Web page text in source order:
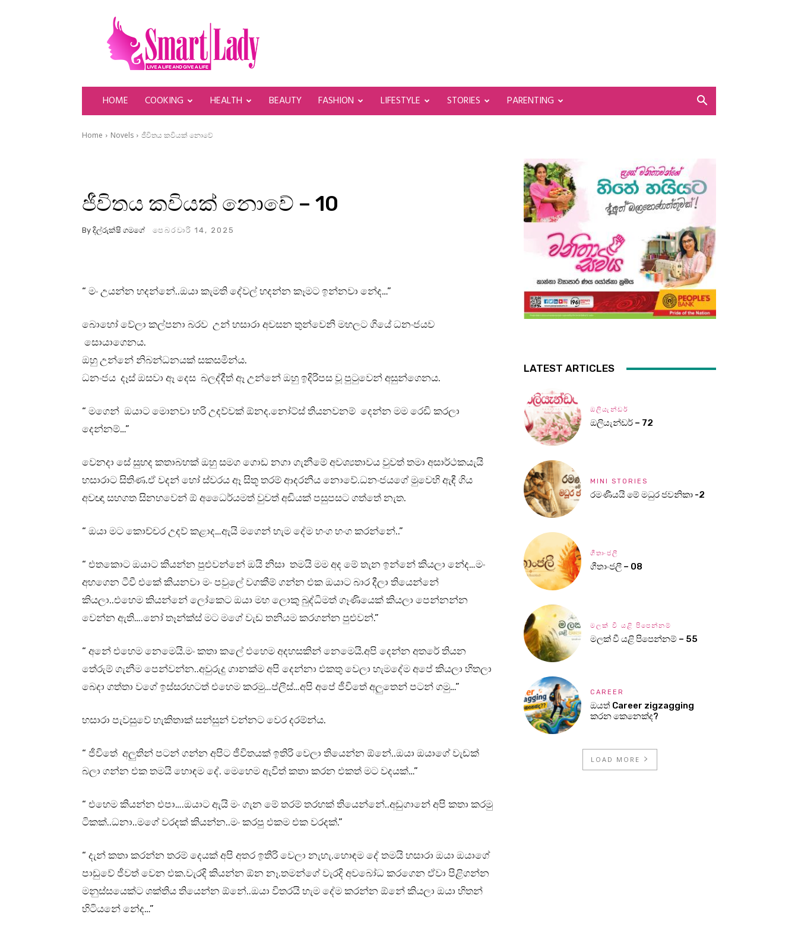
SmartLady
HOME COOKING HEALTH BEAUTY FASHION LIFESTYLE STORIES PARENTING
Home Novels ජීවිතය කවියක් නොවේ
ජීවිතය කවියක් නොවේ – 10
By දිල්රුක්ෂි ගමගේ පෙබරවාරි 14, 2025
“ මං උයන්න හදන්නේ..ඔයා කැමති දේවල් හදන්න කෑමට ඉන්නවා නේද…”
බොහෝ වේලා කල්පනා බරව උන් හසාරා අවසන තුන්වෙනි මහලට ගියේ ධනංජයව
සොයාගෙනය.
ඔහු උන්නේ නිබන්ධනයක් සකසමින්ය.
ධනංජය දෑස් ඔසවා ඈ දෙස බලද්දීත් ඈ උන්නේ ඔහු ඉදිරිපස වූ පුටුවෙන් අසුන්ගෙනය.
“ මගෙන් ඔයාට මොනවා හරි උදව්වක් ඕනද.නෝට්ස් තියනවනම් දෙන්න මම රෙඩි කරලා
දෙන්නම්…”
වෙනදා සේ සුහද කතාබහක් ඔහු සමග ගොඩ නගා ගැනීමේ අවශ්‍යතාවය වුවත් තමා අසාර්ථකයැයි
හසාරාට සිතිණ.ඒ වදන් හෝ ස්වරය ඈ සිතූ තරම් ආදරනීය නොවේ.ධනංජයගේ මුවෙහි ඇඳී ගිය
අවඥා සහගත සිනහවෙන් ඕ අධෛර්යමත් වුවත් අඩියක් පසුපසට ගත්තේ නැත.
“ ඔයා මට කොච්චර උදව් කළාද…ඇයි මගෙන් හැම දේම හංග හංග කරන්නේ..”
“ එතකොට ඔයාට කියන්න පුළුවන්නේ ඔයි නිසා තමයි මම අද මේ තැන ඉන්නේ කියලා නේද…මං
අහගෙන ටීවී එකේ කියනවා මං පවුලේ වගකීම් ගන්න එක ඔයාට බාර දීලා තියෙන්නේ
කියලා..එහෙම කියන්නේ ලෝකෙට ඔයා මහ ලොකු බුද්ධිමත් ගෑණියෙක් කියලා පෙන්නන්න
වෙන්න ඇති….නෝ තෑන්ක්ස් මට මගේ වැඩ තනියම කරගන්න පුළුවන්.”
“ අනේ එහෙම නෙමෙයි.මං කතා කලේ එහෙම අදහසකින් නෙමෙයි.අපි දෙන්න අතරේ තියන
තේරුම් ගැනීම පෙන්වන්න..අවුරුදු ගානක්ම අපි දෙන්නා එකතු වෙලා හැමදේම අපේ කියලා හිතලා
බෙදා ගත්තා වගේ ඉස්සරහටත් එහෙම කරමු…ප්ලීස්…අපි අපේ ජීවිතේ අලුතෙන් පටන් ගමු…”
හසාරා පැවසුවේ හැකිතාක් සන්සුන් වන්නට වෙර දරම්න්ය.
“ ජීවිතේ අලුතින් පටන් ගන්න අපිට ජීවිතයක් ඉතිරි වෙලා තියෙන්න ඕනේ..ඔයා ඔයාගේ වැඩක්
බලා ගන්න එක තමයි හොඳම දේ. මෙහෙම ඇවිත් කතා කරන එකත් මට වදයක්…”
“ එහෙම කියන්න එපා….ඔයාට ඇයි මං ගැන මේ තරම් තරහක් තියෙන්නේ..අඩුගානේ අපි කතා කරමු
ටිකක්..ධනා..මගේ වරදක් කියන්න..මං කරපු එකම එක වරදක්.”
“ දැන් කතා කරන්න තරම් දෙයක් අපි අතර ඉතිරි වෙලා නැහැ.හොඳම දේ තමයි හසාරා ඔයා ඔයාගේ
පාඩුවේ ජීවත් වෙන එක.වැරදි කියන්න ඕන නෑ.තමන්ගේ වැරදි අවබෝධ කරගෙන ඒවා පිළිගන්න
මනුස්සයෙක්ට ශක්තිය තියෙන්න ඕනේ..ඔයා විතරයි හැම දේම කරන්න ඕනේ කියලා ඔයා හිතන්
හිටියනේ නේද…”
LATEST ARTICLES
ඔලියැන්ඩර්
ඔලියැන්ඩර් – 72
MINI STORIES
රමණීයයි මේ මධුර ජවනිකා -2
ගීතාංජලී
ගීතාංජලී – 08
මලක් වී යළි පිපෙන්නම්
මලක් වී යළි පිපෙන්නම් – 55
CAREER
ඔයත් Career zigzagging
කරන කෙනෙක්ද?
LOAD MORE